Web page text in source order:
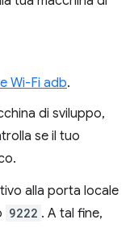
Wi-Fi adb.
di sviluppo,
se il tuo
alla porta locale
9222 . A tal fine,